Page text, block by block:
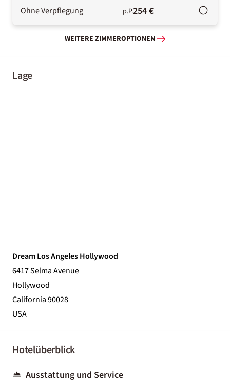
Ohne Verpflegung p.P.254 €
WEITERE ZIMMEROPTIONEN
Lage
Dream Los Angeles Hollywood
6417 Selma Avenue
Hollywood
California 90028
USA
Hotelüberblick
Ausstattung und Service